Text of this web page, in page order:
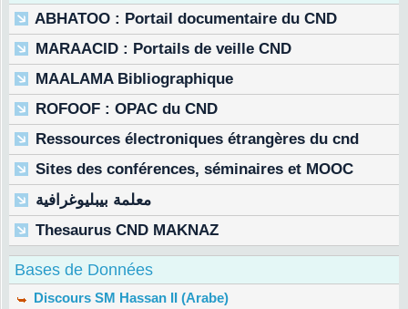
ABHATOO : Portail documentaire du CND
MARAACID : Portails de veille CND
MAALAMA Bibliographique
ROFOOF : OPAC du CND
Ressources électroniques étrangères du cnd
Sites des conférences, séminaires et MOOC
معلمة بيبليوغرافية
Thesaurus CND MAKNAZ
Bases de Données
Discours SM Hassan II (Arabe)